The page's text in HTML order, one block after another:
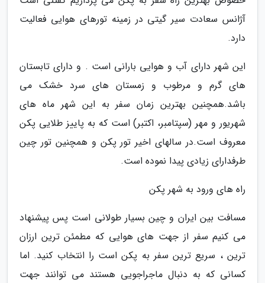
آژانس سعادت سیر گیتی در زمینه تورهای هوایی فعالیت
دارد.
این شهر دارای آب و هوایی بارانی است . و دارای تابستان
های گرم و مرطوب و زمستان های سرد خشک می
باشد.همچنین بهترین زمان سفر به این شهر ماه های
شهریور و مهر (سپتامبر، اکتبر) است که به پاییز طلایی پکن
معروف است.در سالهای اخیر تور پکن و همچنین تور چین
طرفدارای زیادی پیدا نموده است.
راه های ورود به شهر پکن
مسافت بین ایران و چین بسیار طولانی است پس پیشنهاد
می کنیم سفر از جهت های هوایی که مطمئن ترین ارزان
ترین ، سریع ترین سفر به پکن است را انتخاب کنید. اما
کسانی که به دنبال ماجراجویی هستند می توانند جهت